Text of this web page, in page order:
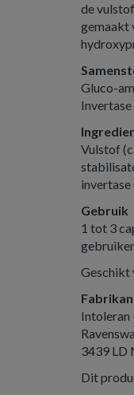
de
gemaakt
Gluco-
Vulstof
invertase
Gebruik
1 tot 3
Geschikt
Intoleran
3439 LD
Dit